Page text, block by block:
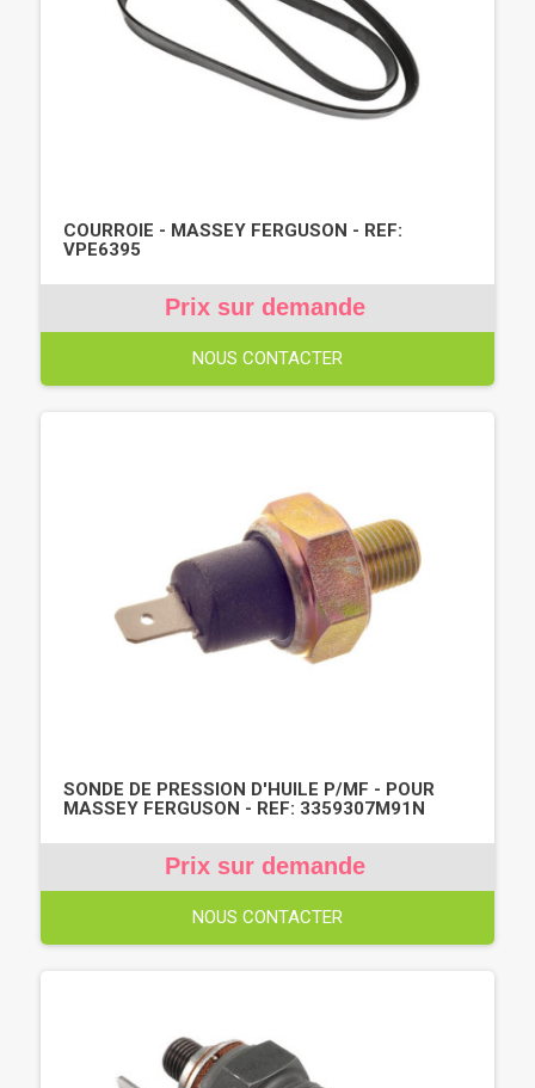
COURROIE - MASSEY FERGUSON - REF:
VPE6395
Prix sur demande
NOUS CONTACTER
SONDE DE PRESSION D'HUILE P/MF - POUR
MASSEY FERGUSON - REF: 3359307M91N
Prix sur demande
NOUS CONTACTER